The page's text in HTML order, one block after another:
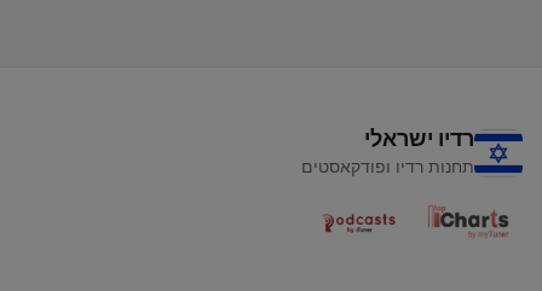
רדיו ישראלי
תחנות רדיו ופודקאסטים